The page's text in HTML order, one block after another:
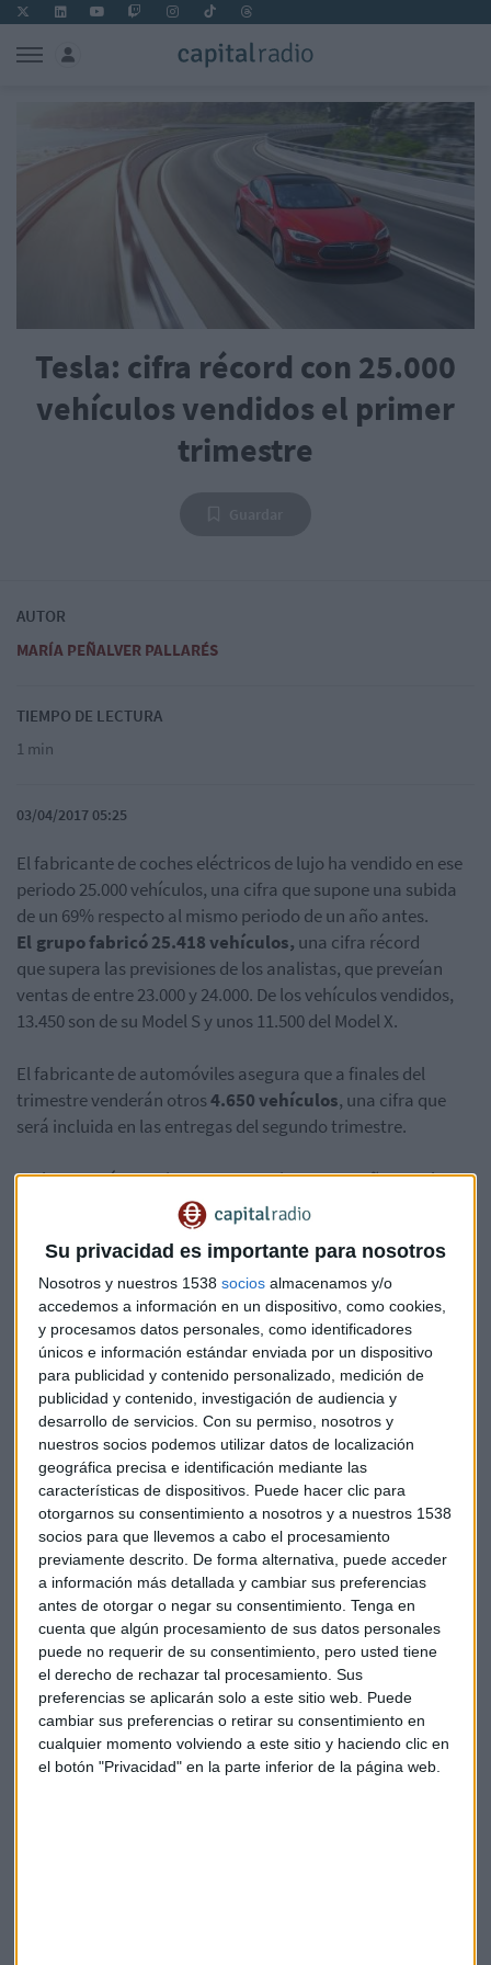
Su privacidad es importante para nosotros
Nosotros y nuestros 1538 socios almacenamos y/o
accedemos a información en un dispositivo, como cookies,
y procesamos datos personales, como identificadores
únicos e información estándar enviada por un dispositivo
para publicidad y contenido personalizado, medición de
publicidad y contenido, investigación de audiencia y
desarrollo de servicios. Con su permiso, nosotros y
nuestros socios podemos utilizar datos de localización
geográfica precisa e identificación mediante las
características de dispositivos. Puede hacer clic para
otorgarnos su consentimiento a nosotros y a nuestros 1538
socios para que llevemos a cabo el procesamiento
previamente descrito. De forma alternativa, puede acceder
a información más detallada y cambiar sus preferencias
antes de otorgar o negar su consentimiento. Tenga en
cuenta que algún procesamiento de sus datos personales
puede no requerir de su consentimiento, pero usted tiene
el derecho de rechazar tal procesamiento. Sus
preferencias se aplicarán solo a este sitio web. Puede
cambiar sus preferencias o retirar su consentimiento en
cualquier momento volviendo a este sitio y haciendo clic en
el botón "Privacidad" en la parte inferior de la página web.
Tesla: cifra récord con 25.000
vehículos vendidos el primer
trimestre
AUTOR
MARÍA PEÑALVER PALLARÉS
TIEMPO DE LECTURA
1 min
03/04/2017 05:25
El fabricante de coches eléctricos de lujo ha vendido en ese
periodo 25.000 vehículos, una cifra que supone una subida
de un 69% respecto al mismo periodo de un año antes.
El grupo fabricó 25.418 vehículos, una cifra récord
quesupera las previsiones de los analistas, que preveían
ventas de entre 23.000 y 24.000. De los vehículos vendidos,
13.450 son de su Model S y unos 11.500 del Model X.
El fabricante de automóviles asegura que a finales del
trimestre venderán otros4.650 vehículos, una cifra que
será incluida en las entregas del segundo trimestre.
Tesla reportó sus primeras ganancias en tres años en el
tercer trimestre de 2016, pero a eso le siguió una pérdida de
121 millones en el último trimestre del año pasado. Los
analistas esperan que se produzca otra pérdida este primer
trimestre.
Elon Musk, el CEO de la compañía, quiere poner en marcha
este verano su Modelo 3, un modelo de menor coste y
asequible para el mercado de masas. Varios analistas han
estimado que la salida del Modelo 3 podría serun hito en la
historia de Tesla.
Tesla Cifras Récord Hito ElonMusk
Suscríbete a nuestros boletines
Te enviaremos las noticias más importantes del día